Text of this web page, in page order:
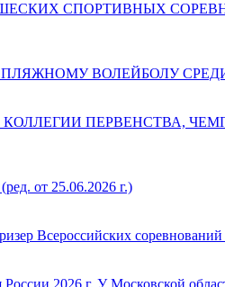
СПОРТИВНЫХ
ПЛЯЖНОМУ ВОЛЕЙБОЛУ
ПЕРВЕНСТВА,
от 25.06.2026 г.)
Всероссийских